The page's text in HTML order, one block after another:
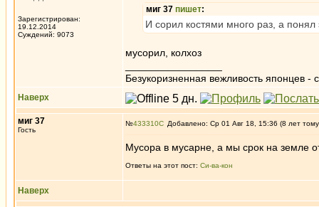
Зарегистрирован:
19.12.2014
Суждений: 9073
миг 37 пишет:
И сорил костями много раз, а понял
мусорил, колхоз
Безукоризненная вежливость японцев -
Наверх
миг 37
Гость
№433310 Добавлено: Ср 01 Авг 18, 15:36 (8 лет
Мусора в мусарне, а мы срок на земле
Ответы на этот пост: Си-ва-кон
Наверх